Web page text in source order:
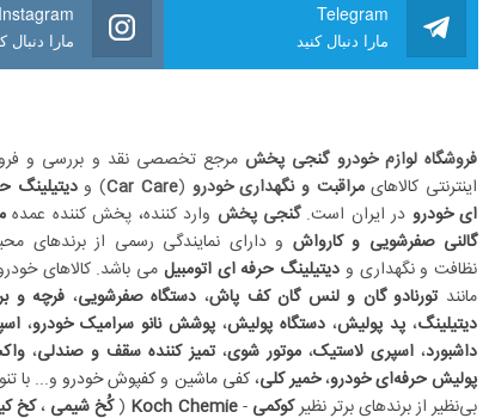
Telegram
مارا دنبال کنید
Instagram
مارا دنبال
فروشگاه لوازم خودرو گنجی پخشمرجع تخصصی نقد و بررسی و
اینترنتی کالاهایمراقبت و نگهداری خودرو (
Car Care) ودیتیلینگ
ای خودرو در ایران است.گنجی پخش وارد کننده، پخش کننده عمده
گالنی صفرشویی و کارواش و دارای نمایندگی رسمی از برندهای
نظافت و نگهداری و دیتیلینگ حرفه ای اتومبیل می باشد. کالاهای
مانندتورنادو گان و لنس گان کف پاش، دستگاه صفرشویی، فرچه و
دیتیلینگ، پد پولیش، دستگاه پولیش، پوشش نانو سرامیک خودرو،
داشبورد، اسپری لاستیک، موتور شوی،تمیز کننده سقف و صندلی،
پولیش حرفه‌ای خودرو،خمیر کلی،کفی ماشین وکفپوش خودروو... با
بی‌نظیر از برندهای برتر نظیرکوکمی -
Koch Chemie
(کُخ شیمی ،کخ